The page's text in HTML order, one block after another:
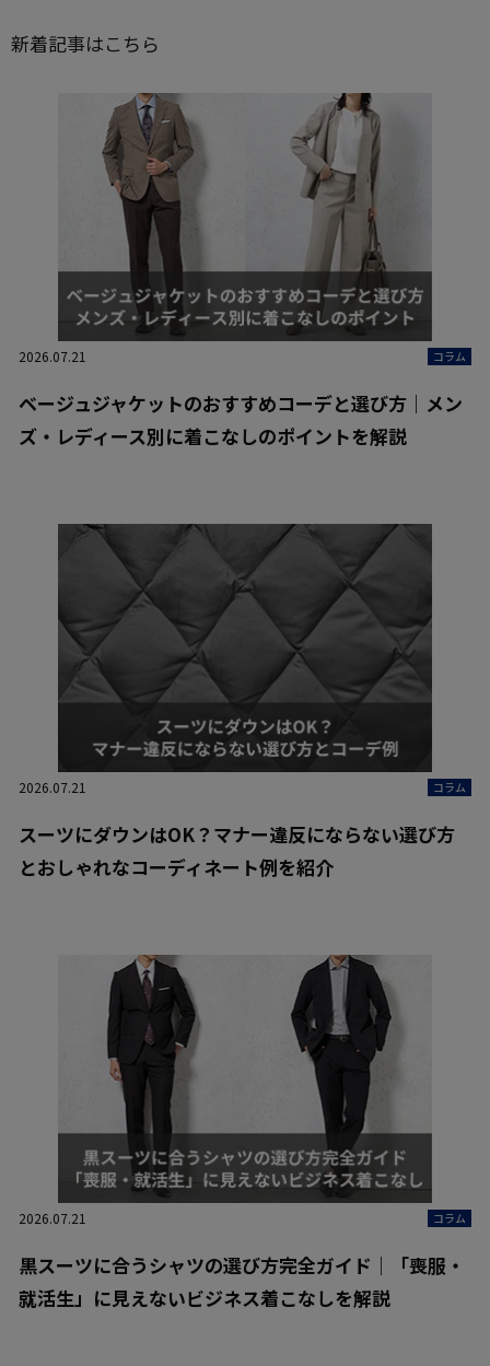
新着記事はこちら
2026.07.21 コラム
ベージュジャケットのおすすめコーデと選び方｜メン
ズ・レディース別に着こなしのポイントを解説
2026.07.21 コラム
スーツにダウンはOK？マナー違反にならない選び方
とおしゃれなコーディネート例を紹介
2026.07.21 コラム
黒スーツに合うシャツの選び方完全ガイド｜「喪服・
就活生」に見えないビジネス着こなしを解説